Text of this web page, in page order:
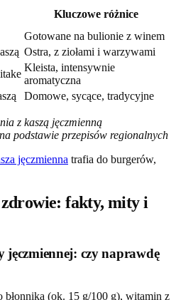
Kluczowe różnice
Gotowane na bulionie z winem
Ostra, z ziołami i warzywami
Kleista, intensywnie
aromatyczna
Domowe, sycące, tradycyjne
z kaszą jęczmienną
podstawie przepisów regionalnych
jęczmienna trafia do burgerów,
fakty, mity i
jęczmiennej: czy naprawdę
błonnika (ok. 15 g/100 g), witamin z